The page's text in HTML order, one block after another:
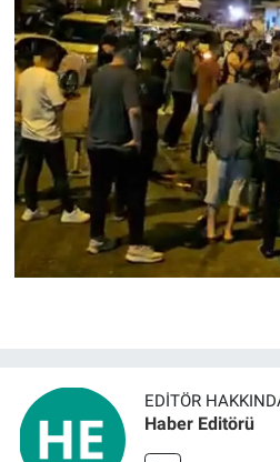
EDITÖR
Haber Editörü